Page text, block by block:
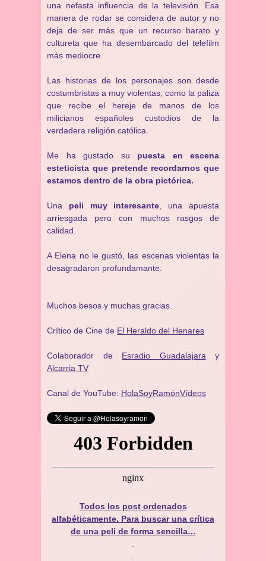
una nefasta influencia de la televisión. Esa
manera de rodar se considera de autor y no
deja de ser más que un recurso barato y
cultureta que ha desembarcado del telefilm
más mediocre.
Las historias de los personajes son desde
costumbristas a muy violentas, como la paliza
que recibe el hereje de manos de los
milicianos españoles custodios de la
verdadera religión católica.
Me ha gustado su puesta en escena
esteticista que pretende recordarnos que
estamos dentro de la obra pictórica.
Una peli muy interesante , una apuesta
arriesgada pero con muchos rasgos de
calidad.
A Elena no le gustó, las escenas violentas la
desagradaron profundamante.
Muchos besos y muchas gracias.
Crítico de Cine de El Heraldo del Henares
Colaborador de Esradio Guadalajara y
Alcarria TV
Canal de YouTube: HolaSoyRamónVídeos
Todos los post ordenados
alfabéticamente. Para buscar una crítica
de una peli de forma sencilla…